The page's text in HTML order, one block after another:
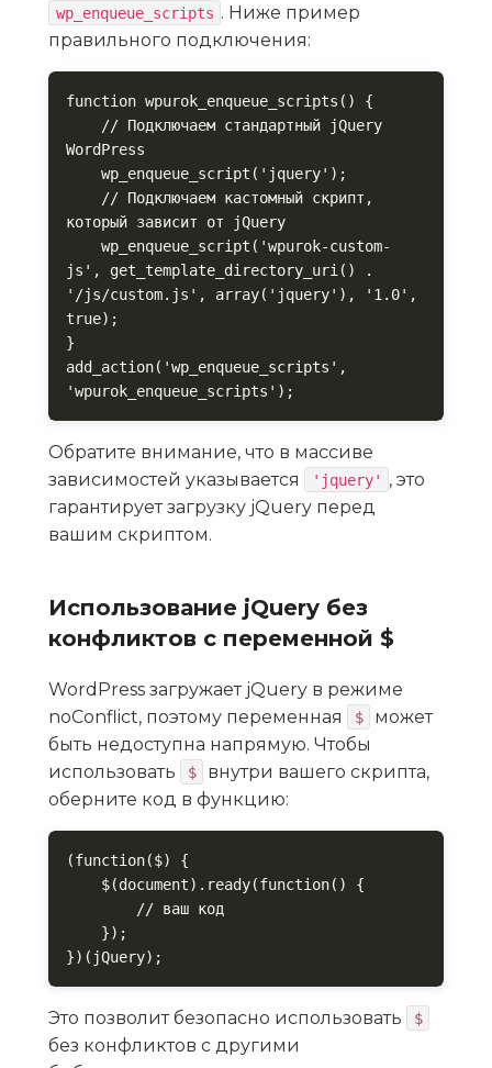
wp_enqueue_scripts . Ниже пример
правильного подключения:
function wpurok_enqueue_scripts() {
WordPress
который зависит от jQuery
js', get_template_directory_uri() .
'/js/custom.js', array('jquery'), '1.0',
true);
}
add_action('wp_enqueue_scripts',
'wpurok_enqueue_scripts');
Обратите внимание, что в массиве
зависимостей указывается
'jquery'
, это
гарантирует загрузку jQuery перед
вашим скриптом.
Использование jQuery без
конфликтов с переменной $
WordPress загружает jQuery в режиме
noConflict, поэтому переменная
$
может
быть недоступна напрямую. Чтобы
использовать
$
внутри вашего скрипта,
оберните код в функцию:
(function($) {
})(jQuery);
Это позволит безопасно использовать $
без конфликтов с другими